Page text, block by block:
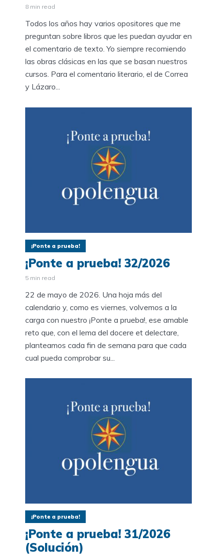
8 min read
Todos los años hay varios opositores que me
preguntan sobre libros que les puedan ayudar en
el comentario de texto. Yo siempre recomiendo
las obras clásicas en las que se basan nuestros
cursos. Para el comentario literario, el de Correa
y Lázaro...
¡Ponte a prueba!
¡Ponte a prueba! 32/2026
5 min read
22 de mayo de 2026. Una hoja más del
calendario y, como es viernes, volvemos a la
carga con nuestro ¡Ponte a prueba!, ese amable
reto que, con el lema del docere et delectare,
planteamos cada fin de semana para que cada
cual pueda comprobar su...
¡Ponte a prueba!
¡Ponte a prueba! 31/2026
(Solución)